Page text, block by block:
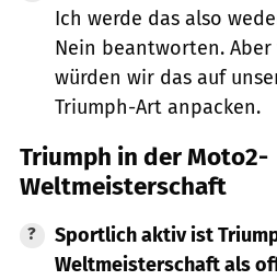
Ich werde das also
Nein beantworten. Aber
würden wir das auf
Triumph-Art anpacken.
Triumph in der Moto2-
Weltmeisterschaft
Sportlich aktiv ist
Weltmeisterschaft als